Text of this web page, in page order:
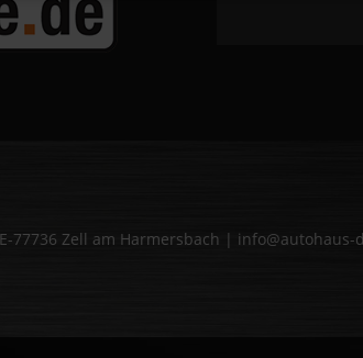
77736 Zell am Harmersbach | info@autohaus-